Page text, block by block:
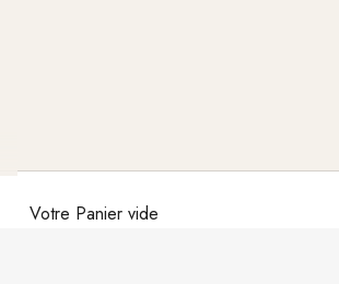
Votre Panier vide